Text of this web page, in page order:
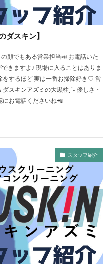
ダスキン】
顔でもある営業担当📣 お電話いた
きますよ♪ 現場に入ることはありま
をするほど 実は一番お掃除好き♡ 営
スキンアズミの大黒柱ˎˊ˗ 優しさ・
にお電話くださいね📲
スタッフ紹介